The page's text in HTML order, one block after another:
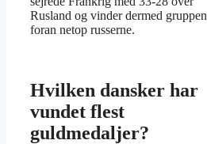
Rusland og vinder dermed gruppen
foran netop russerne.
Hvilken dansker har
vundet flest
guldmedaljer?